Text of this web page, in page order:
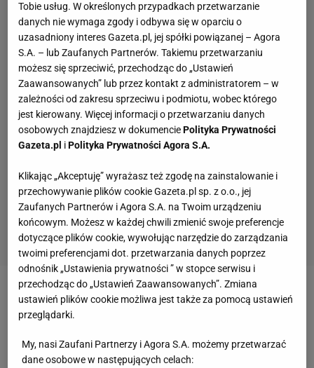
Zobacz wideoŻelazny o Lewandowskim: Arabia
Saudyjska jest poniżej jego ambicji
Media: Flick ma "dwa wielkie życzenia"
Tobie usług. W określonych przypadkach przetwarzanie
danych nie wymaga zgody i odbywa się w oparciu o
uzasadniony interes Gazeta.pl, jej spółki powiązanej – Agora
S.A. – lub Zaufanych Partnerów. Takiemu przetwarzaniu
możesz się sprzeciwić, przechodząc do „Ustawień
Zaawansowanych” lub przez kontakt z administratorem – w
zależności od zakresu sprzeciwu i podmiotu, wobec którego
jest kierowany. Więcej informacji o przetwarzaniu danych
osobowych znajdziesz w dokumenciePolityka Prywatności
Gazeta.pl iPolityka Prywatności Agora S.A.
Klikając „Akceptuję” wyrażasz też zgodę na zainstalowanie i
przechowywanie plików cookie Gazeta.pl sp. z o.o., jej
Zaufanych Partnerów i Agora S.A. na Twoim urządzeniu
końcowym. Możesz w każdej chwili zmienić swoje preferencje
dotyczące plików cookie, wywołując narzędzie do zarządzania
twoimi preferencjami dot. przetwarzania danych poprzez
odnośnik „Ustawienia prywatności ” w stopce serwisu i
przechodząc do „Ustawień Zaawansowanych”. Zmiana
ustawień plików cookie możliwa jest także za pomocą ustawień
przeglądarki.
My, nasi Zaufani Partnerzy i Agora S.A. możemy przetwarzać
dane osobowe w następujących celach: